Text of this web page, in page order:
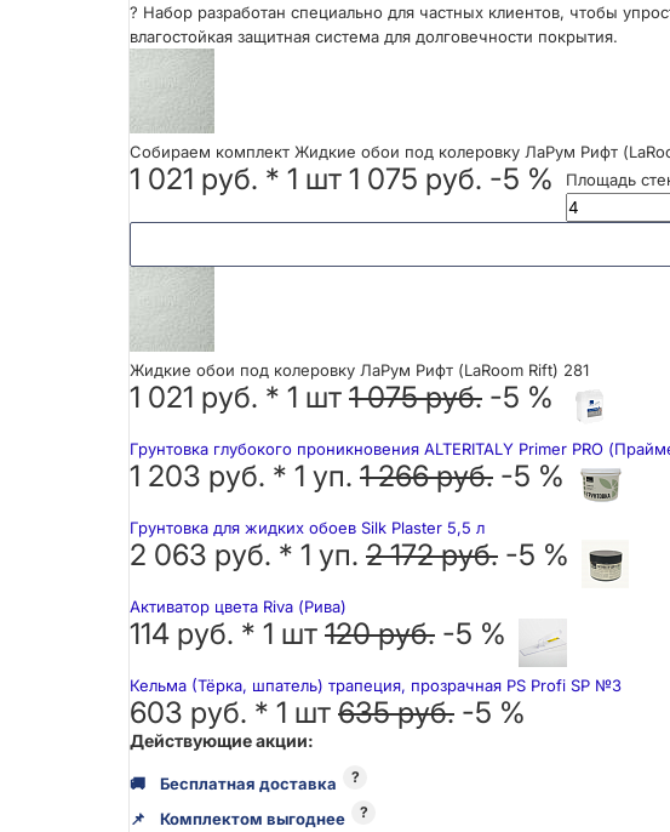
? Набор разработан специально для частных клиентов, чтобы
влагостойкая защитная система для долговечности покрытия.
Собираем комплект Жидкие обои под колеровку ЛаРум Рифт
1 021 руб. * 1 шт 1 075 руб. -5 % Площадь
Жидкие обои под колеровку ЛаРум Рифт (LaRoom Rift) 281
1 021 руб. * 1 шт 1 075 руб. -5 %
Грунтовка глубокого проникновения ALTERITALY Primer PRO
1 203 руб. * 1 уп. 1 266 руб. -5 %
Грунтовка для жидких обоев Silk Plaster 5,5 л
2 063 руб. * 1 уп. 2 172 руб. -5 %
Активатор цвета Riva (Рива)
114 руб. * 1 шт 120 руб. -5 %
Кельма (Тёрка, шпатель) трапеция, прозрачная PS Profi SP №3
603 руб. * 1 шт 635 руб. -5 %
Действующие акции:
🚚 Бесплатная доставка ?
📌 Комплектом выгоднее ?